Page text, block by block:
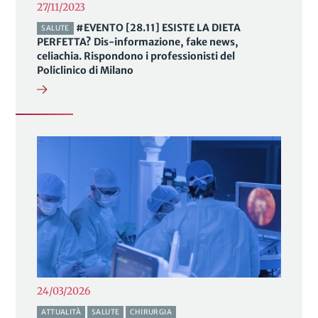
27/11/2023
SALUTE
#EVENTO [28.11] ESISTE LA DIETA
PERFETTA? Dis-informazione, fake news,
celiachia. Rispondono i professionisti del
Policlinico di Milano
24/03/2026
ATTUALITÀ SALUTE CHIRURGIA